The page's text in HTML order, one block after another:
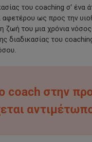
του coaching σ’
ως προς την
ζωή του μια χρόνια
διαδικασίας του
coach στην